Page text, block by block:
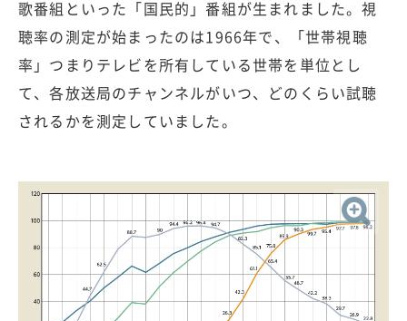
歌番組といった「国民的」番組が生まれました。視
聴率の測定が始まったのは1966年で、「世帯視聴
率」つまりテレビを所有している世帯を単位とし
て、各放送局のチャンネルがいつ、どのくらい試聴
されるかを測定していました。